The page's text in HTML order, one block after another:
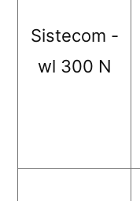
Sistecom -
wl 300 N